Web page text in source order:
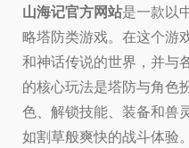
山海记官方网站是一款以
略塔防类游戏。在这个游
和神话传说的世界，并与
的核心玩法是塔防与角色
色、解锁技能、装备和兽
如割草般爽快的战斗体验